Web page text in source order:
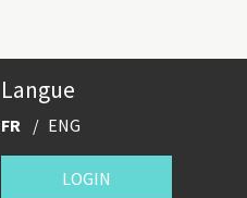
Langue
FR ENG
LOGIN